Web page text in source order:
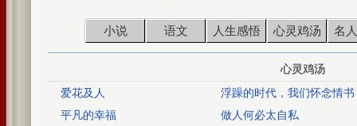
小说 语文 人生感悟 心灵鸡汤 名
心灵鸡汤
爱花及人
浮躁的时代，我们怀念情书
平凡的幸福
做人何必太自私